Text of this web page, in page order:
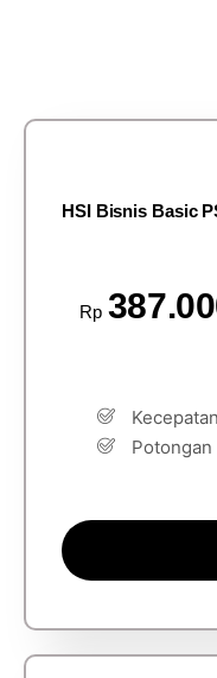
HSI Bisnis Basic
Rp
Potongan